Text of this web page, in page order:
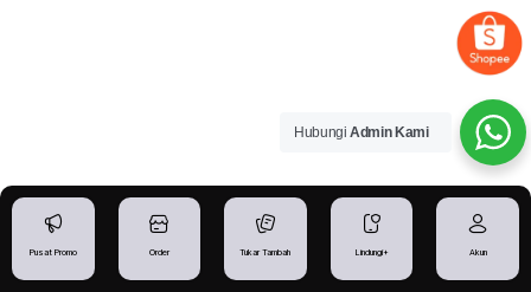
Pusat Promo Order Tukar Tambah Lindungi+ Akun
Hubungi Admin Kami